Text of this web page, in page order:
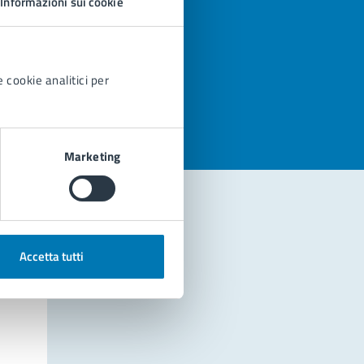
cookie analitici per
Marketing
Accetta tutti